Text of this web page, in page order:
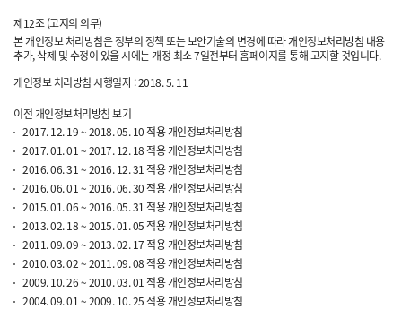
제12조 (고지의 의무)
본 개인정보 처리방침은 정부의 정책 또는 보안기술의 변경에 따라 개인정보처리방침 내용
추가, 삭제 및 수정이 있을 시에는 개정 최소 7일전부터 홈페이지를 통해 고지할 것입니다.
개인정보 처리방침 시행일자 : 2018. 5. 11
이전 개인정보처리방침 보기
2017. 12. 19 ~ 2018. 05. 10 적용 개인정보처리방침
2017. 01. 01 ~ 2017. 12. 18 적용 개인정보처리방침
2016. 06. 31 ~ 2016. 12. 31 적용 개인정보처리방침
2016. 06. 01 ~ 2016. 06. 30 적용 개인정보처리방침
2015. 01. 06 ~ 2016. 05. 31 적용 개인정보처리방침
2013. 02. 18 ~ 2015. 01. 05 적용 개인정보처리방침
2011. 09. 09 ~ 2013. 02. 17 적용 개인정보처리방침
2010. 03. 02 ~ 2011. 09. 08 적용 개인정보처리방침
2009. 10. 26 ~ 2010. 03. 01 적용 개인정보처리방침
2004. 09. 01 ~ 2009. 10. 25 적용 개인정보처리방침